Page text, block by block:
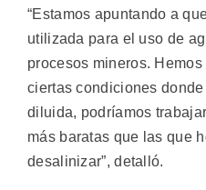
“Estamos apuntando a
utilizada para el uso de
procesos mineros.
ciertas condiciones
diluida, podríamos
más baratas que las que
desalinizar”, detalló.